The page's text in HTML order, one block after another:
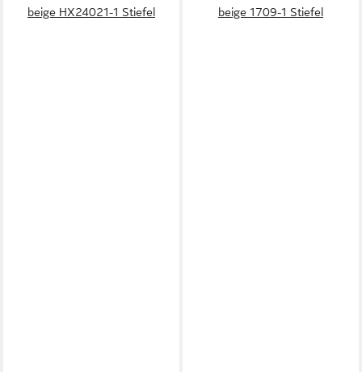
beige HX24021-1 Stiefel
beige 1709-1 Stiefel